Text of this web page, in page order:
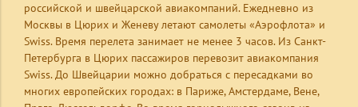
российской и швейцарской авиакомпаний. Ежедневно из
Москвы в Цюрих и Женеву летают самолеты «Аэрофлота» и
Swiss. Время перелета занимает не менее 3 часов. Из Санкт-
Петербурга в Цюрих пассажиров перевозит авиакомпания
Swiss. До Швейцарии можно добраться с пересадками во
многих европейских городах: в Париже, Амстердаме, Вене,